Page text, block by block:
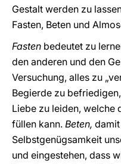
Gestalt werden zu
Fasten, Beten und
Fasten bedeutet zu
den anderen und den
Versuchung, alles zu
Begierde zu
Liebe zu leiden, welche
füllen kann. Beten,
Selbstgenügsamkeit
und eingestehen, dass